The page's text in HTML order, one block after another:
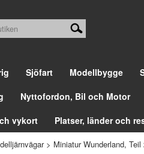
Sjöfart Modellbygge
Nyttofordon, Bil och Motor
vykort Platser, länder och
> Miniatur Wunderland, Teil